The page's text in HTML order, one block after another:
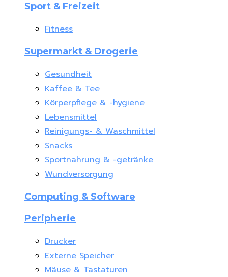
Sport & Freizeit
Fitness
Supermarkt & Drogerie
Gesundheit
Kaffee & Tee
Körperpflege & -hygiene
Lebensmittel
Reinigungs- & Waschmittel
Snacks
Sportnahrung & -getränke
Wundversorgung
Computing & Software
Peripherie
Drucker
Externe Speicher
Mäuse & Tastaturen